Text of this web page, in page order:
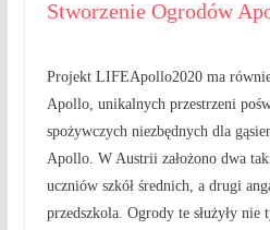
Stworzenie Ogrodów
Projekt LIFEApollo2020 ma
Apollo, unikalnych przestrzeni
spożywczych niezbędnych dla
Apollo. W Austrii założono dwa
uczniów szkół średnich, a drugi
przedszkola. Ogrody te służyły nie